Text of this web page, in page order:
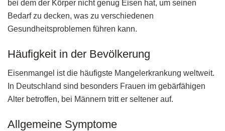
bei dem der Körper nicht genug Eisen hat, um seinen
Bedarf zu decken, was zu verschiedenen
Gesundheitsproblemen führen kann.
Häufigkeit in der Bevölkerung
Eisenmangel ist die häufigste Mangelerkrankung weltweit.
In Deutschland sind besonders Frauen im gebärfähigen
Alter betroffen, bei Männern tritt er seltener auf.
Allgemeine Symptome